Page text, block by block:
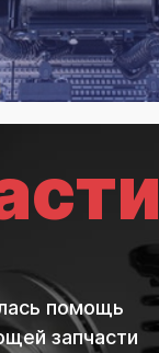
помощь
запчасти